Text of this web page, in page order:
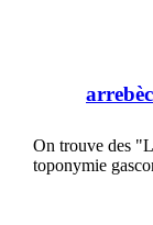
arrebèc
On trouve des
toponymie